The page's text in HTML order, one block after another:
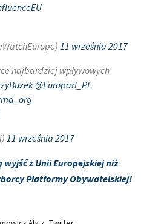
11 września 2017
najbardziej wpływowych
@Europarl_PL
11 września 2017
wyjść z Unii Europejskiej niż
Platformy Obywatelskiej!